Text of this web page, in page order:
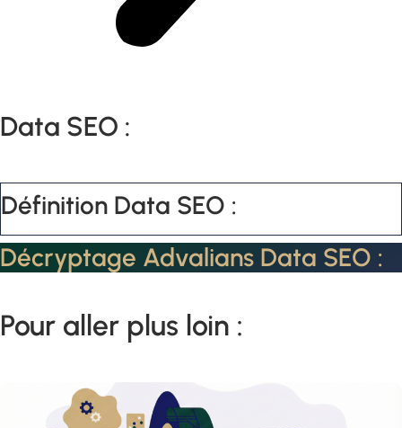
Data SEO :
Définition Data SEO :
Décryptage Advalians Data SEO :
Pour aller plus loin :